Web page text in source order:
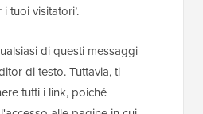
tuoi visitatori’.
di questi messaggi
di testo. Tuttavia, ti
tutti i link, poiché